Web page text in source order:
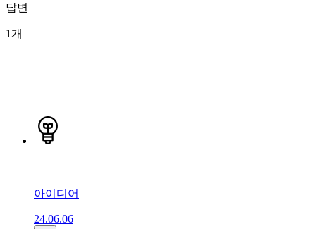
답변
1개
아이디어
24.06.06